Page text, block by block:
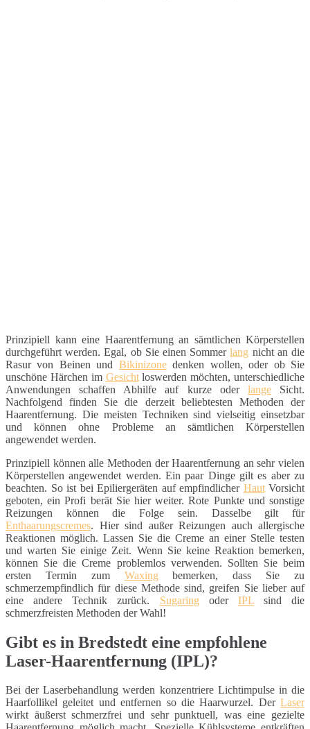
Prinzipiell kann eine Haarentfernung an sämtlichen Körperstellen
durchgeführt werden. Egal, ob Sie einen Sommerlang nicht an die
Rasur von Beinen und Bikinizonedenken wollen, oder ob Sie
unschöne Härchen im Gesichtloswerden möchten, unterschiedliche
Anwendungen schaffen Abhilfe auf kurze oder langeSicht.
Nachfolgend finden Sie die derzeit beliebtesten Methoden der
Haarentfernung. Die meisten Techniken sind vielseitig einsetzbar
und können ohne Probleme an sämtlichen Körperstellen
angewendet werden.
Prinzipiell können alle Methoden der Haarentfernung an sehr vielen
Körperstellen angewendet werden. Ein paar Dinge gilt es aber zu
beachten. So ist bei Epiliergeräten auf empfindlicher HautVorsicht
geboten, ein Profi berät Sie hier weiter. Rote Punkte und sonstige
Reizungen können die Folge sein. Dasselbe gilt für
Enthaarungscremes. Hier sind außer Reizungen auch allergische
Reaktionen möglich. Lassen Sie die Creme an einer Stelle testen
und warten Sie einige Zeit. Wenn Sie keine Reaktion bemerken,
können Sie die Creme problemlos verwenden. Sollten Sie beim
ersten Termin zum Waxing bemerken, dass Sie zu
schmerzempfindlich für diese Methode sind, greifen Sie lieber auf
eine andere Technik zurück. Sugaring oder IPLsind die
schmerzfreisten Methoden der Wahl!
Gibt es in Bredstedt eine empfohlene
Laser-Haarentfernung (IPL)?
Bei der Laserbehandlung werden konzentriere Lichtimpulse in die
Haarfollikel geleitet und entfernen so die Haarwurzel. Der Laser
wirkt äußerst schmerzfrei und sehr punktuell, was eine gezielte